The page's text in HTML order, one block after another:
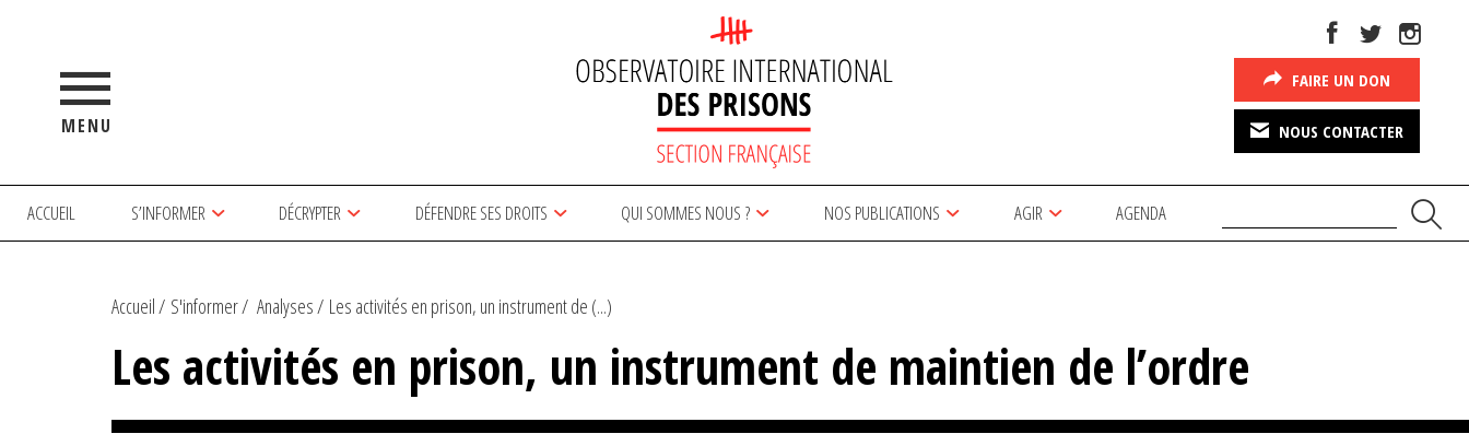
MENU
FAIRE UN DON
NOUS CONTACTER
ACCUEIL S’INFORMER DÉCRYPTER DÉFENDRE SES DROITS QUI SOMMES NOUS ? NOS PUBLICATIONS AGIR AGENDA
Accueil S'informer Analyses Les activités en prison, un instrument de (...)
Les activités en prison, un instrument de maintien de l’ordre